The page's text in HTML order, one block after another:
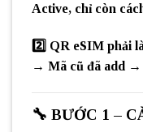
Active, chỉ còn
2️⃣ QR eSIM phải
→ Mã cũ đã add →
🔧 BƯỚC 1 –